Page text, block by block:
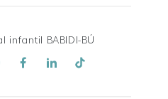
infantil BABIDI-BÚ